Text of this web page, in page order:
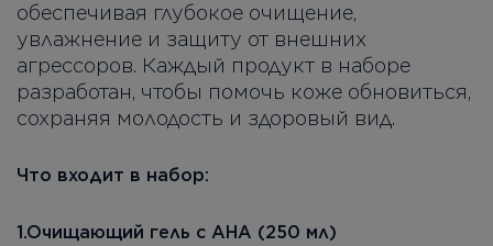
обеспечивая глубокое очищение,
увлажнение и защиту от внешних
агрессоров. Каждый продукт в наборе
разработан, чтобы помочь коже обновиться,
сохраняя молодость и здоровый вид.
Что входит в набор:
1.Очищающий гель с АНА (250 мл)